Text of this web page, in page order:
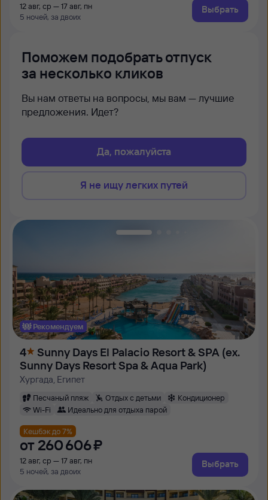
12 авг, ср — 17 авг, пн
5 ночей, за двоих
Выбрать
Поможем подобрать отпуск
за несколько кликов
Вы нам ответы на вопросы, мы вам — лучшие
предложения. Идет?
Да, пожалуйста
Я не ищу легких путей
Рекомендуем
4
Sunny Days El Palacio Resort & SPA (ex.
Sunny Days Resort Spa & Aqua Park)
Хургада, Египет
Песчаный пляж Отдых с детьми
Кондиционер
Wi-Fi
Идеально для отдыха парой
Кешбэк до 7%
от 260 ⁠606 ⁠₽
12 авг, ср — 17 авг, пн
5 ночей, за двоих
Выбрать